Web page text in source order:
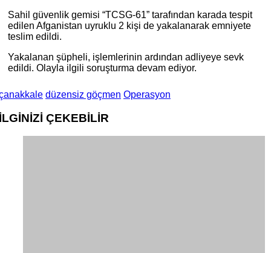
Sahil güvenlik gemisi “TCSG-61” tarafından karada tespit
edilen Afganistan uyruklu 2 kişi de yakalanarak emniyete
teslim edildi.
Yakalanan şüpheli, işlemlerinin ardından adliyeye sevk
edildi. Olayla ilgili soruşturma devam ediyor.
düzensiz göçmen Operasyon
ÇEKEBİLİR